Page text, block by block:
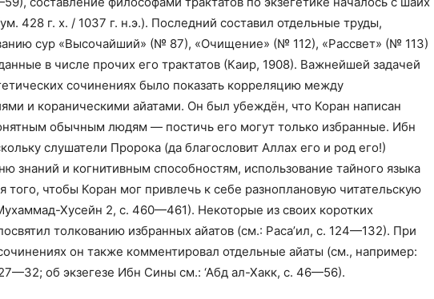
428 г. х. / 1037 г. н.э.). Последний составил отдельные труды,
сур «Высочайший» (№ 87), «Очищение» (№ 112), «Рассвет» (№ 113)
в числе прочих его трактатов (Каир, 1908). Важнейшей задачей
сочинениях было показать корреляцию между
и кораническими айатами. Он был убеждён, что Коран написан
обычным людям — постичь его могут только избранные. Ибн
слушатели Пророка (да благословит Аллах его и род его!)
знаний и когнитивным способностям, использование тайного языка
чтобы Коран мог привлечь к себе разноплановую читательскую
Хусейн 2, с. 460—461). Некоторые из своих коротких
толкованию избранных айатов (см.: Раса’ил, с. 124—132). При
он также комментировал отдельные айаты (см., например:
27—32; об экзегезе Ибн Сины см.: ‘Абд ал-Хакк, с. 46—56).